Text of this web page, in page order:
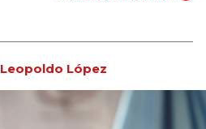
Leopoldo López